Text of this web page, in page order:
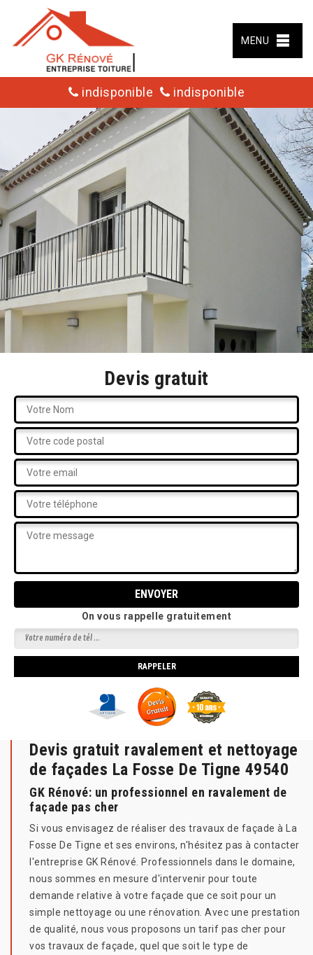
MENU
indisponible indisponible
Devis gratuit
On vous rappelle gratuitement
Devis gratuit ravalement et nettoyage
de façades La Fosse De Tigne 49540
GK Rénové: un professionnel en ravalement de
façade pas cher
Si vous envisagez de réaliser des travaux de façade à La
Fosse De Tigne et ses environs, n'hésitez pas à contacter
l'entreprise GK Rénové. Professionnels dans le domaine,
nous sommes en mesure d'intervenir pour toute
demande relative à votre façade que ce soit pour un
simple nettoyage ou une rénovation. Avec une prestation
de qualité, nous vous proposons un tarif pas cher pour
vos travaux de façade, quel que soit le type de